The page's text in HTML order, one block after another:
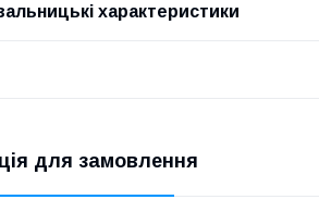
характеристики
для замовлення